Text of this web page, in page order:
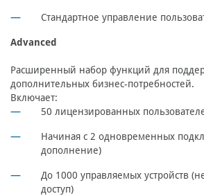
Стандартное управление
Advanced
Расширенный набор функций для
дополнительных бизнес-потребностей.
Включает:
50 лицензированных
Начиная с 2 одновременных
дополнение)
До 1000 управляемых устройств
доступ)